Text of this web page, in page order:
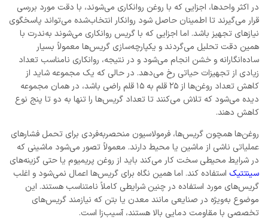
در اکثر واحدها، اجزایی که با روغن روانکاری می‌شوند، با دقت مورد بررسی
قرار می‌گیرند تا اطمینان حاصل شود روانکار انتخاب‌شده می‌تواند پاسخگوی
نیازهای تجهیز باشد. اما اجزایی که با گریس روانکاری می‌شوند به‌ندرت با
همین دقت تحلیل می‌گردند و یکپارچه‌سازی گریس‌ها معمولاً بسیار
ساده‌انگارانه و خشن انجام می‌شود و در نتیجه، روانکاری نامناسب تعداد
زیادی از تجهیزات حیاتی رخ می‌دهد. در حالی که یک مجموعه شاید از
کاهش تعداد روغن‌ها از ۲۵ قلم به ۱۵ قلم راضی باشد، در همان مجموعه
دیده می‌شود که تلاش می‌کنند تا تعداد گریس‌ها را تنها به دو تا پنج نوع
کاهش دهند.
روغن‌ها همچون گریس‌ها، فرمولاسیون منحصربه‌فردی برای تحمل فشارهای
عملیاتی ناشی از ماشین یا محیط دارند. معمولاً تصور می‌شود ماشینی که
در شرایط محیطی سخت کار می‌کند باید از روغن پریمیوم یا حتی گزینه‌های
سینتتیک استفاده کند. اما همین نگاه برای گریس‌ها اعمال نمی‌شود و اغلب
گریس‌های مورد استفاده در چنین شرایطی کاملاً نامتناسب هستند. این
موضوع به‌ویژه در صنایعی مانند معدن یا بتن که نیازمند گریس‌های
تخصصی با مقاومت دمایی بالا هستند، آسیب‌زا است.